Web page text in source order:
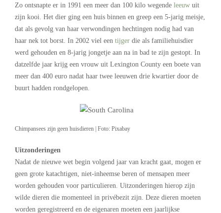
Zo ontsnapte er in 1991 een meer dan 100 kilo wegende leeuw uit
zijn kooi. Het dier ging een huis binnen en greep een 5-jarig meisje,
dat als gevolg van haar verwondingen hechtingen nodig had van
haar nek tot borst. In 2002 viel een tijger die als familiehuisdier
werd gehouden en 8-jarig jongetje aan na in bad te zijn gestopt. In
datzelfde jaar krijg een vrouw uit Lexington County een boete van
meer dan 400 euro nadat haar twee leeuwen drie kwartier door de
buurt hadden rondgelopen.
Chimpansees zijn geen huisdieren | Foto: Pixabay
Uitzonderingen
Nadat de nieuwe wet begin volgend jaar van kracht gaat, mogen er
geen grote katachtigen, niet-inheemse beren of mensapen meer
worden gehouden voor particulieren. Uitzonderingen hierop zijn
wilde dieren die momenteel in privébezit zijn. Deze dieren moeten
worden geregistreerd en de eigenaren moeten een jaarlijkse